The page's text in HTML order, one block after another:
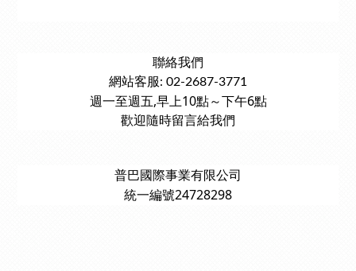
聯絡我們
網站客服: 02-2687-3771
週一至週五,早上10點～下午6點
歡迎隨時留言給我們
普巴國際事業有限公司
統一編號24728298